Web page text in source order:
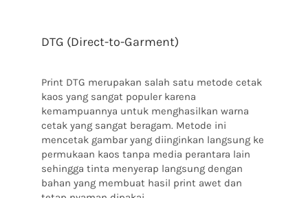
DTG (Direct-to-Garment)
Print DTG merupakan salah satu metode cetak
kaos yang sangat populer karena
kemampuannya untuk menghasilkan warna
cetak yang sangat beragam. Metode ini
mencetak gambar yang diinginkan langsung ke
permukaan kaos tanpa media perantara lain
sehingga tinta menyerap langsung dengan
bahan yang membuat hasil print awet dan